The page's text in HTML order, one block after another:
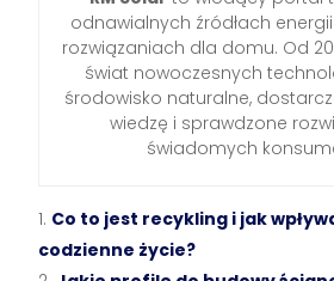
odnawialnych źródłach
rozwiązaniach dla domu. Od
świat nowoczesnych
środowisko naturalne,
wiedzę i sprawdzone
świadomych
Co to jest recykling i jak
codzienne życie?